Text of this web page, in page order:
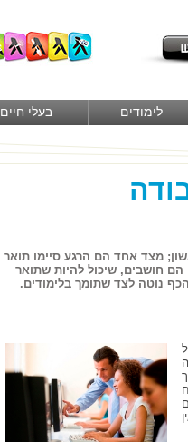
לימודים בעלי חיים
מצד אחד הם הרגע סיימו תואר
חושבים, שיכול להיות שתואר
נוטה לצד שתומך בלימודים.